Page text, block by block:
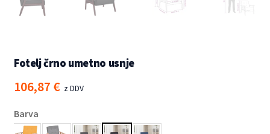
Fotelj črno umetno usnje
106,87 € z DDV
Barva